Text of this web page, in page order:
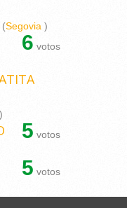
(Segovia )
6 votos
)
5 votos
5 votos